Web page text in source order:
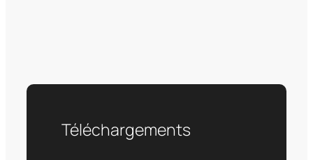
Téléchargements